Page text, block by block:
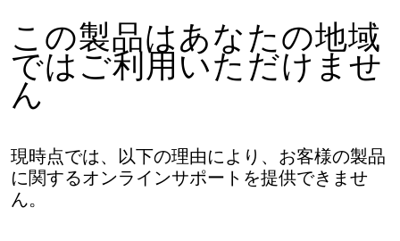
この製品はあなたの地域
ではご利用いただけませ
ん
現時点では、以下の理由により、お客様の製品
に関するオンラインサポートを提供できませ
ん。